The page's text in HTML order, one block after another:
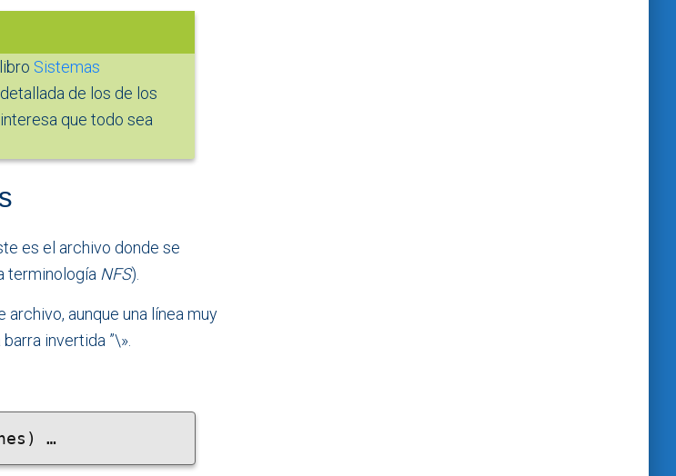
Sistemas
de los de los
que todo sea
es el archivo donde se
terminología NFS).
aunque una línea muy
invertida ”\».
…